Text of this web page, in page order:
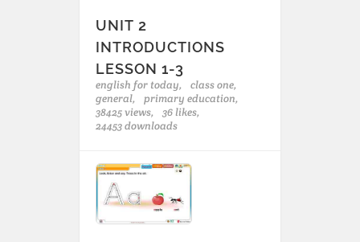
UNIT 2
INTRODUCTIONS
LESSON 1-3
english for today,
class one,
general,
primary education,
38425 views,
36 likes,
24453 downloads